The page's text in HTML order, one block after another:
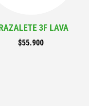
3F LAVA
$55.900